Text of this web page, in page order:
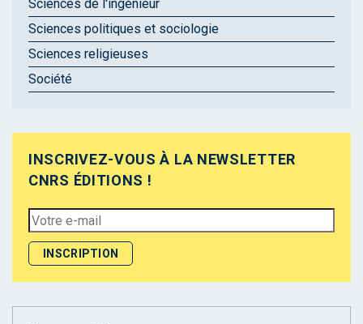
Sciences de l'ingénieur
Sciences politiques et sociologie
Sciences religieuses
Société
INSCRIVEZ-VOUS À LA NEWSLETTER
CNRS ÉDITIONS !